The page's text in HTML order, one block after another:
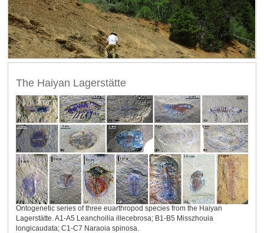
The Haiyan Lagerstätte
Ontogenetic series of three euarthropod species from the Haiyan
Lagerstätte. A1-A5 Leanchoilia illecebrosa; B1-B5 Misszhouia
longicaudata; C1-C7 Naraoia spinosa.